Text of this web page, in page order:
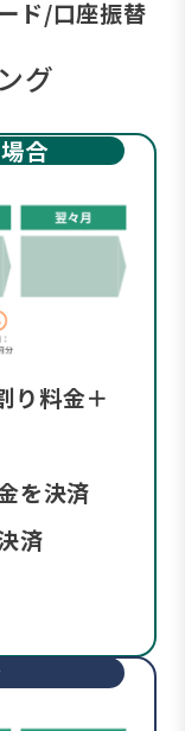
ド/口座振替
グ
合
り料金＋
を決済
済